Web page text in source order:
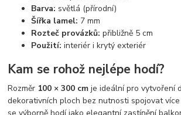
Barva: světlá (přírodní)
Šířka lamel: 7 mm
Rozteč provázků: přibližně 5 cm
Použití: interiér i krytý exteriér
Kam se rohož nejlépe hodí?
Rozměr 100 × 300 cm je ideální pro vytvoření
dekorativních ploch bez nutnosti spojovat